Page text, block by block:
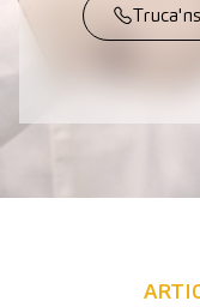
Truca'ns